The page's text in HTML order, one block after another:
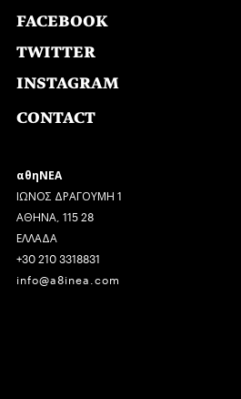
FACEBOOK
TWITTER
INSTAGRAM
CONTACT
αθηΝΕΑ
ΙΩΝΟΣ ΔΡΑΓΟΥΜΗ 1
ΑΘΗΝΑ, 115 28
ΕΛΛΑΔΑ
+30 210 3318831
info@a8inea.com